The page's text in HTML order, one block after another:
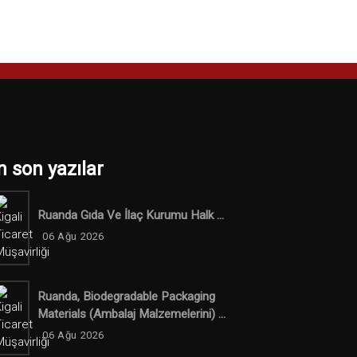
son yazılar
Ruanda Gıda Ve İlaç Kurumu Halk ...
06 Ağu 2026
Ruanda, Biodegradable Packaging
Materials (ambalaj Malzemelerini) ...
06 Ağu 2026